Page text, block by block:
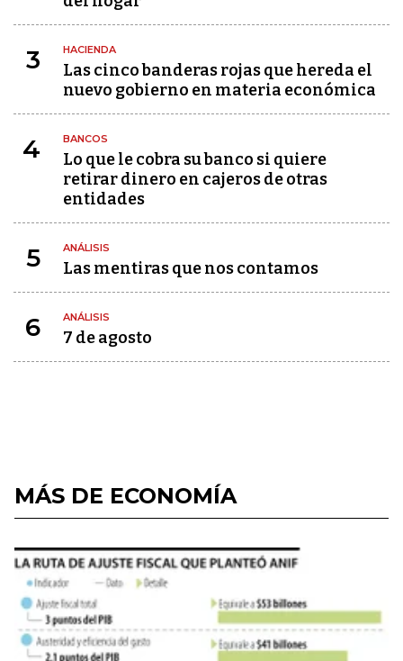
3 HACIENDA
Las cinco banderas rojas que hereda el
nuevo gobierno en materia económica
4 BANCOS
Lo que le cobra su banco si quiere
retirar dinero en cajeros de otras
entidades
5 ANÁLISIS
Las mentiras que nos contamos
6 ANÁLISIS
7 de agosto
MÁS DE ECONOMÍA